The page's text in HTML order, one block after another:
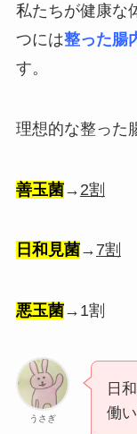
私たちが健康な
つには整った腸
す。
理想的な整った
善玉菌→ 2割
日和見菌→ 7割
悪玉菌→1割
うさぎ
日
働